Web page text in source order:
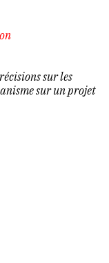
sur les
sur un projet